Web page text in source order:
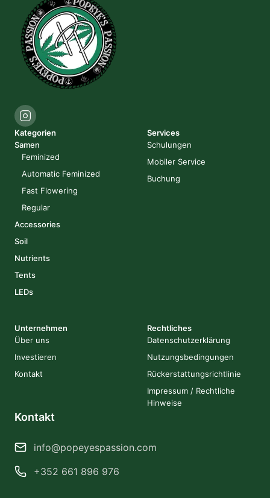
Kategorien
Samen
Feminized
Automatic Feminized
Fast Flowering
Regular
Accessories
Soil
Nutrients
Tents
LEDs
Services
Schulungen
Mobiler Service
Buchung
Unternehmen
Über uns
Investieren
Kontakt
Rechtliches
Datenschutzerklärung
Nutzungsbedingungen
Rückerstattungsrichtlinie
Impressum / Rechtliche
Hinweise
Kontakt
info@popeyespassion.com
+352 661 896 976